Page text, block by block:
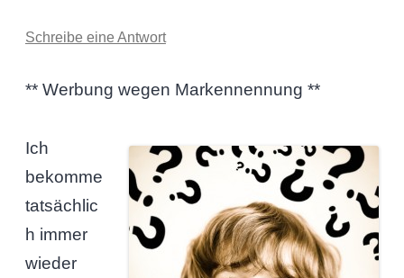
Schreibe eine Antwort
** Werbung wegen Markennennung **
Ich
bekomme
tatsächlic
h immer
wieder